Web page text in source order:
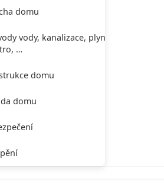
domu
vody, kanalizace, plynu,
…
domu
domu